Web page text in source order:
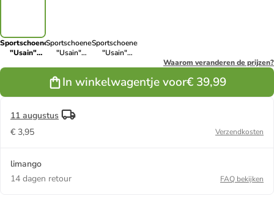
Sportschoenen
"Usain"
Sportschoenen
"Usain"
Sportschoenen
"Usain"
Waarom veranderen de prijzen?
In winkelwagentje voor€ 39,99
11 augustus
€ 3,95
Verzendkosten
limango
14 dagen retour
FAQ bekijken